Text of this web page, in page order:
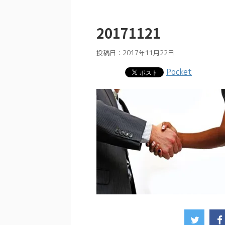
20171121
投稿日： 2017年11月22日
Pocket